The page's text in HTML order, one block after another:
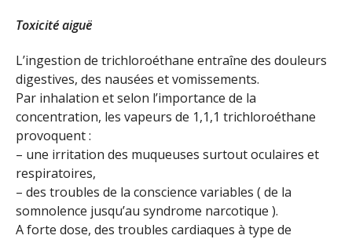
Toxicité aiguë
L’ingestion de trichloroéthane entraîne des douleurs
digestives, des nausées et vomissements.
Par inhalation et selon l’importance de la
concentration, les vapeurs de 1,1,1 trichloroéthane
provoquent :
– une irritation des muqueuses surtout oculaires et
respiratoires,
– des troubles de la conscience variables ( de la
somnolence jusqu’au syndrome narcotique ).
A forte dose, des troubles cardiaques à type de